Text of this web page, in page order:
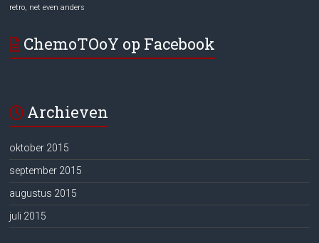
retro, net even anders
ChemoTOoY op Facebook
Archieven
oktober 2015
september 2015
augustus 2015
juli 2015